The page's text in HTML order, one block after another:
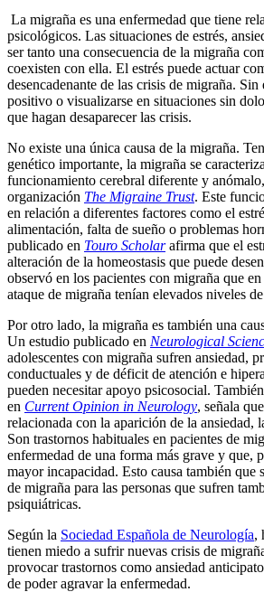
La migraña es una enfermedad que tiene
psicológicos. Las situaciones de estrés,
ser tanto una consecuencia de la migraña
coexisten con ella. El estrés puede actuar
desencadenante de las crisis de migraña. Sin
positivo o visualizarse en situaciones sin
que hagan desaparecer las crisis.
No existe una única causa de la migraña.
genético importante, la migraña se
funcionamiento cerebral diferente y
organización The Migraine Trust. Este
en relación a diferentes factores como el
alimentación, falta de sueño o problemas
publicado en Touro Scholarafirma que el
alteración de la homeostasis que puede
observó en los pacientes con migraña que
ataque de migraña tenían elevados niveles de
Por otro lado, la migraña es también una
Un estudio publicado en Neurological
adolescentes con migraña sufren ansiedad,
conductuales y de déficit de atención e
pueden necesitar apoyo psicosocial.
en Current Opinion in Neurology, señala
relacionada con la aparición de la ansiedad,
Son trastornos habituales en pacientes de
enfermedad de una forma más grave y que,
mayor incapacidad. Esto causa también que
de migraña para las personas que sufren
psiquiátricas.
Según la Sociedad Española de Neurología,
tienen miedo a sufrir nuevas crisis de
provocar trastornos como ansiedad
de poder agravar la enfermedad.